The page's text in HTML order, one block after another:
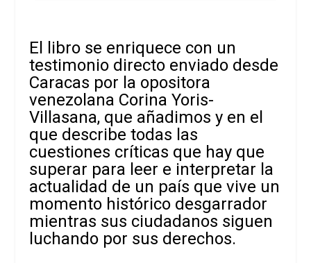
El libro se enriquece con un
testimonio directo enviado desde
Caracas por la opositora
venezolana Corina Yoris-
Villasana, que añadimos y en el
que describe todas las
cuestiones críticas que hay que
superar para leer e interpretar la
actualidad de un país que vive un
momento histórico desgarrador
mientras sus ciudadanos siguen
luchando por sus derechos.